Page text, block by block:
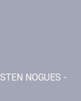
NOGUES -